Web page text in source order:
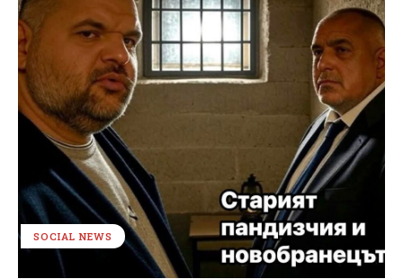
SOCIAL NEWS